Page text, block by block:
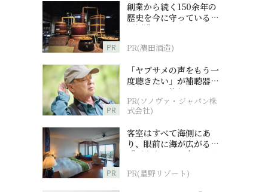
PR
創業から続く150余年の
歴史を今に守っている濵
田酒造
PR(濵田酒造)
PR
「ヤブサメの声をもう一
度聴きたい」が補聴器チ
ャレンジの後押しに
PR(ソノヴァ・ジャパン株
式会社)
PR
客室はすべて海側にあ
り、眼前に海が広がる
『西表島ホテル by 星野
PR(星野リゾート)